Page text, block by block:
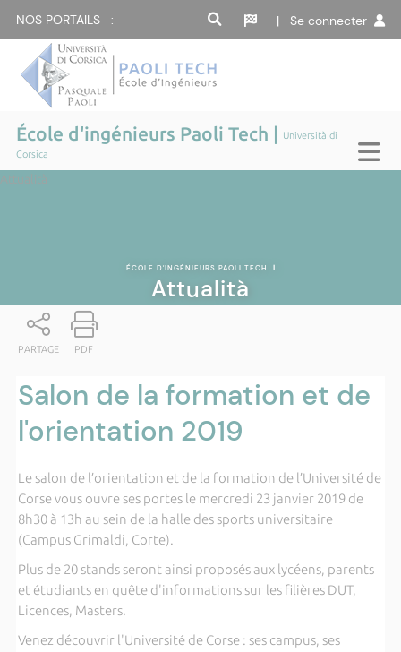
NOS PORTAILS : | Se connecter
École d'ingénieurs Paoli Tech |
Università di
Corsica
Attualità
ÉCOLE D'INGÉNIEURS PAOLI TECH |
Attualità
PARTAGE PDF
Salon de la formation et de
l'orientation 2019
Le salon de l’orientation et de la formation de l’Université de
Corse vous ouvre ses portes le mercredi 23 janvier 2019 de
8h30 à 13h au sein de la halle des sports universitaire
(Campus Grimaldi, Corte).
Plus de 20 stands seront ainsi proposés aux lycéens, parents
et étudiants en quête d'informations sur les filières DUT,
Licences, Masters.
Venez découvrir l'Université de Corse : ses campus, ses